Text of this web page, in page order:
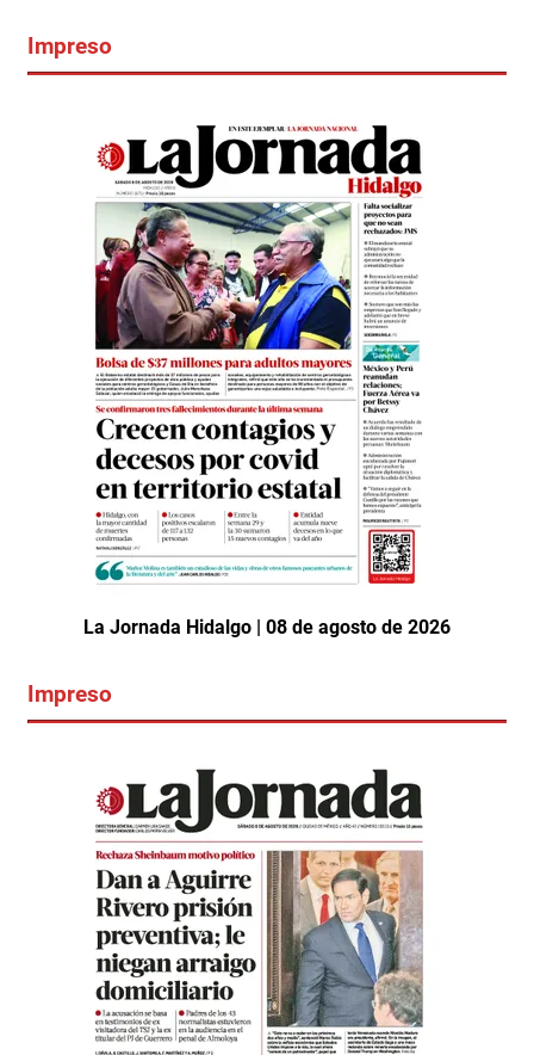
Impreso
La Jornada Hidalgo | 08 de agosto de 2026
Impreso